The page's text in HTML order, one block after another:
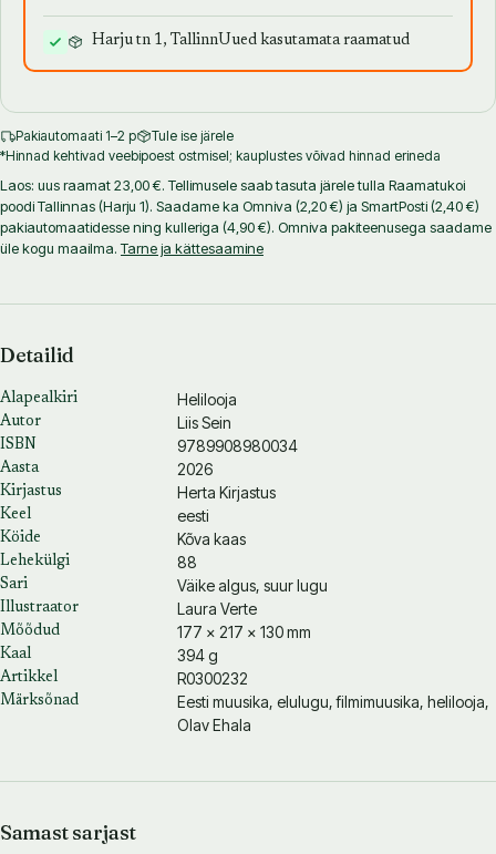
Harju tn 1, TallinnUued kasutamata raamatud
Pakiautomaati 1–2 p
Tule ise järele
*Hinnad kehtivad veebipoest ostmisel; kauplustes võivad hinnad erineda
Laos: uus raamat 23,00 €. Tellimusele saab tasuta järele tulla Raamatukoi
poodi Tallinnas (Harju 1). Saadame ka Omniva (2,20 €) ja SmartPosti (2,40 €)
pakiautomaatidesse ning kulleriga (4,90 €). Omniva pakiteenusega saadame
üle kogu maailma. Tarne ja kättesaamine
Detailid
Alapealkiri Helilooja
Autor Liis Sein
ISBN 9789908980034
Aasta 2026
Kirjastus Herta Kirjastus
Keel eesti
Köide Kõva kaas
Lehekülgi 88
Sari Väike algus, suur lugu
Illustraator Laura Verte
Mõõdud 177 × 217 × 130 mm
Kaal 394 g
Artikkel R0300232
Märksõnad
Eesti muusika, elulugu, filmimuusika, helilooja,
Olav Ehala
Samast sarjast